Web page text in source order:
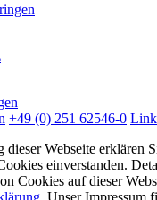
+49 (0) 251 62546-0
Webseite erklären
einverstanden.
Cookies auf dieser
. Unser Impressum